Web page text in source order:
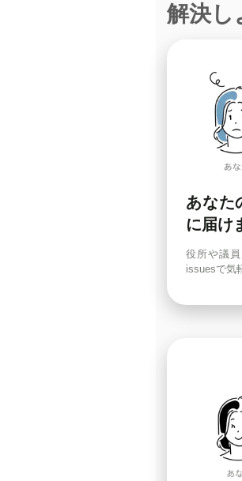
解決し
あなた
に届け
役所や議
issuesで気